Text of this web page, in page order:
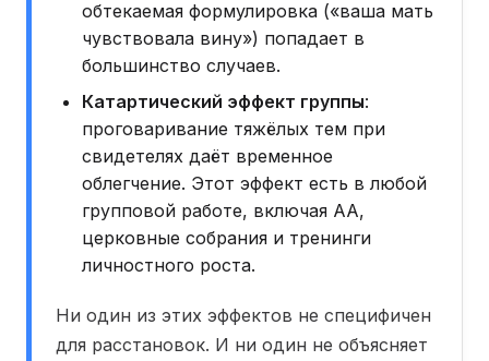
обтекаемая формулировка («ваша мать
чувствовала вину») попадает в
большинство случаев.
Катартический эффект группы:
проговаривание тяжёлых тем при
свидетелях даёт временное
облегчение. Этот эффект есть в любой
групповой работе, включая АА,
церковные собрания и тренинги
личностного роста.
Ни один из этих эффектов не специфичен
для расстановок. И ни один не объясняет